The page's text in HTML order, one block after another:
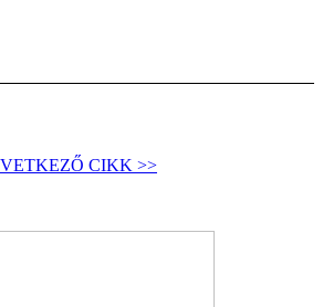
CIKK >>